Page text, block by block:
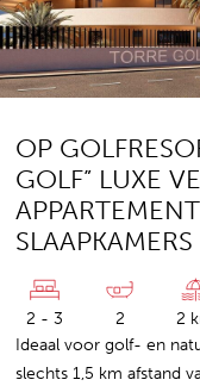
OP
GOLF” LUXE
SLAAPKAMERS
2 - 3 2 2
Ideaal voor golf- en
slechts 1,5 km afstand